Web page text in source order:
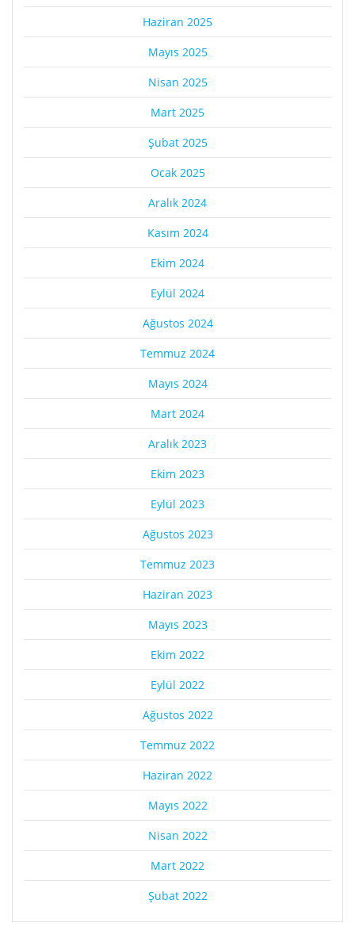
Haziran 2025
Mayıs 2025
Nisan 2025
Mart 2025
Şubat 2025
Ocak 2025
Aralık 2024
Kasım 2024
Ekim 2024
Eylül 2024
Ağustos 2024
Temmuz 2024
Mayıs 2024
Mart 2024
Aralık 2023
Ekim 2023
Eylül 2023
Ağustos 2023
Temmuz 2023
Haziran 2023
Mayıs 2023
Ekim 2022
Eylül 2022
Ağustos 2022
Temmuz 2022
Haziran 2022
Mayıs 2022
Nisan 2022
Mart 2022
Şubat 2022